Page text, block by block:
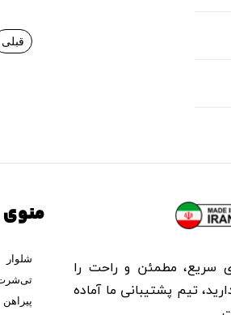
قبلی
شلوار
پیراهن
سریع، مطمئن و راحت را
تیم پشتیبانی ما آماده